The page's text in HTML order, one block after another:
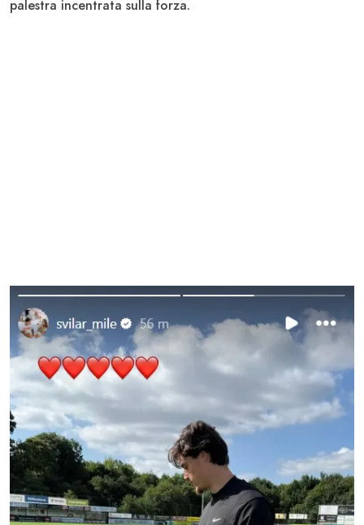
palestra incentrata sulla forza.